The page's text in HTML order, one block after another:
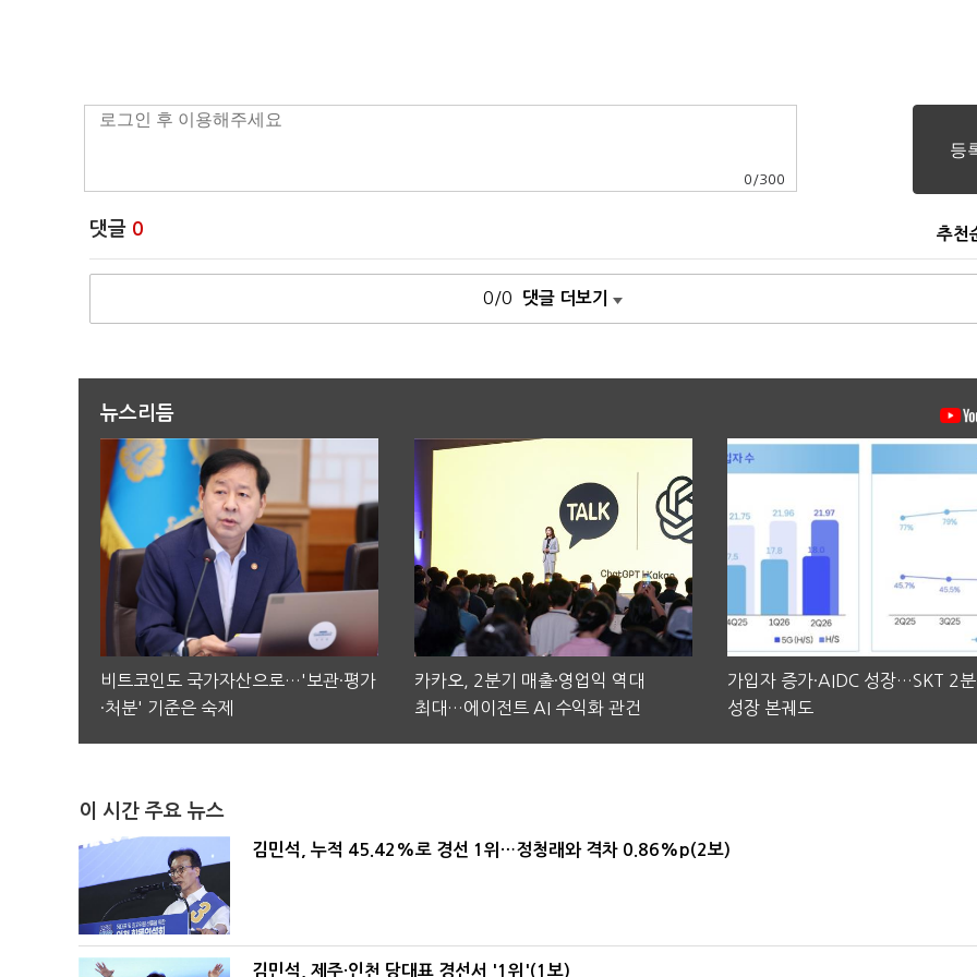
0 /300
댓글 0 추천
0/0 댓글 더보기
뉴스리듬
비트코인도 국가자산으로…'보관·평가
·처분' 기준은 숙제
카카오, 2분기 매출·영업익 역대
최대…에이전트 AI 수익화 관건
가입자 증가·AIDC 성장…SKT 2
성장 본궤도
이 시간 주요 뉴스
김민석, 누적 45.42%로 경선 1위…정청래와 격차 0.86%p(2보)
김민석, 제주·인천 당대표 경선서 '1위'(1보)